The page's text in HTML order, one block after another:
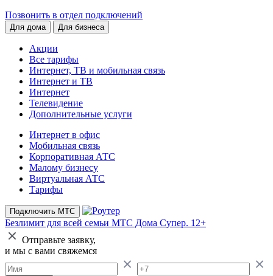
Позвонить в отдел подключений
Для дома Для бизнеса
Акции
Все тарифы
Интернет, ТВ и мобильная связь
Интернет и ТВ
Интернет
Телевидение
Дополнительные услуги
Интернет в офис
Мобильная связь
Корпоративная АТС
Малому бизнесу
Виртуальная АТС
Тарифы
Подключить МТС
Безлимит для всей семьи МТС Дома Супер. 12+
Отправьте заявку,
и мы с вами свяжемся